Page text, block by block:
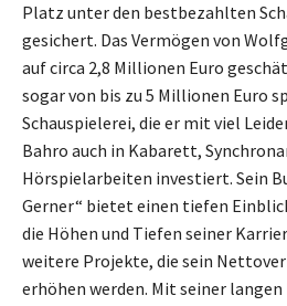
Platz unter den bestbezahlten
gesichert. Das Vermögen von
auf circa 2,8 Millionen Euro
sogar von bis zu 5 Millionen Euro
Schauspielerei, die er mit viel
Bahro auch in Kabarett,
Hörspielarbeiten investiert. Sein
Gerner“ bietet einen tiefen
die Höhen und Tiefen seiner
weitere Projekte, die sein
erhöhen werden. Mit seiner langen